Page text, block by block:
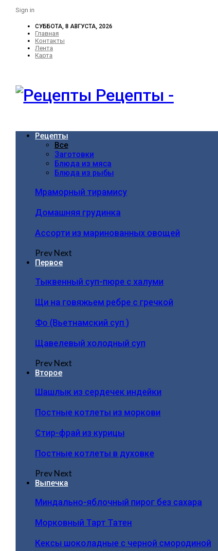
Sign in
СУББОТА, 8 АВГУСТА, 2026
Главная
Контакты
Лента
Карта
Рецепты -
Рецепты
Все
Заготовки
Блюда из мяса
Блюда из рыбы
Мраморный тирамису
Домашняя грудинка
Ассорти из маринованных овощей
PrevNext
Первое
Тыквенный суп-пюре с халуми
Щи на говяжьем ребре с гречкой
Фо (Вьетнамский суп )
Щавелевый холодный суп
PrevNext
Второе
Шашлык из сердечек индейки
Постные котлеты из моркови
Стир-фрай из курицы
Постные котлеты в духовке
PrevNext
Выпечка
Миндально-яблочный пирог без сахара
Морковный Тарт Татен
Кексы шоколадные с черной смородиной